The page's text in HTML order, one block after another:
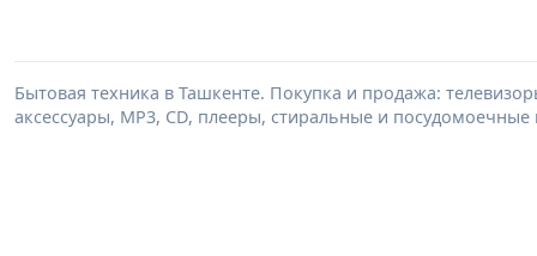
Бытовая техника в Ташкенте. Покупка и продажа:
аксессуары, MP3, CD, плееры, стиральные и